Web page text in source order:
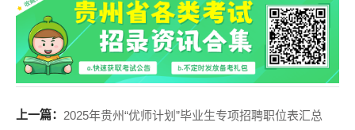
上一篇： 2025年贵州“优师计划”毕业生专项招聘职位表汇总